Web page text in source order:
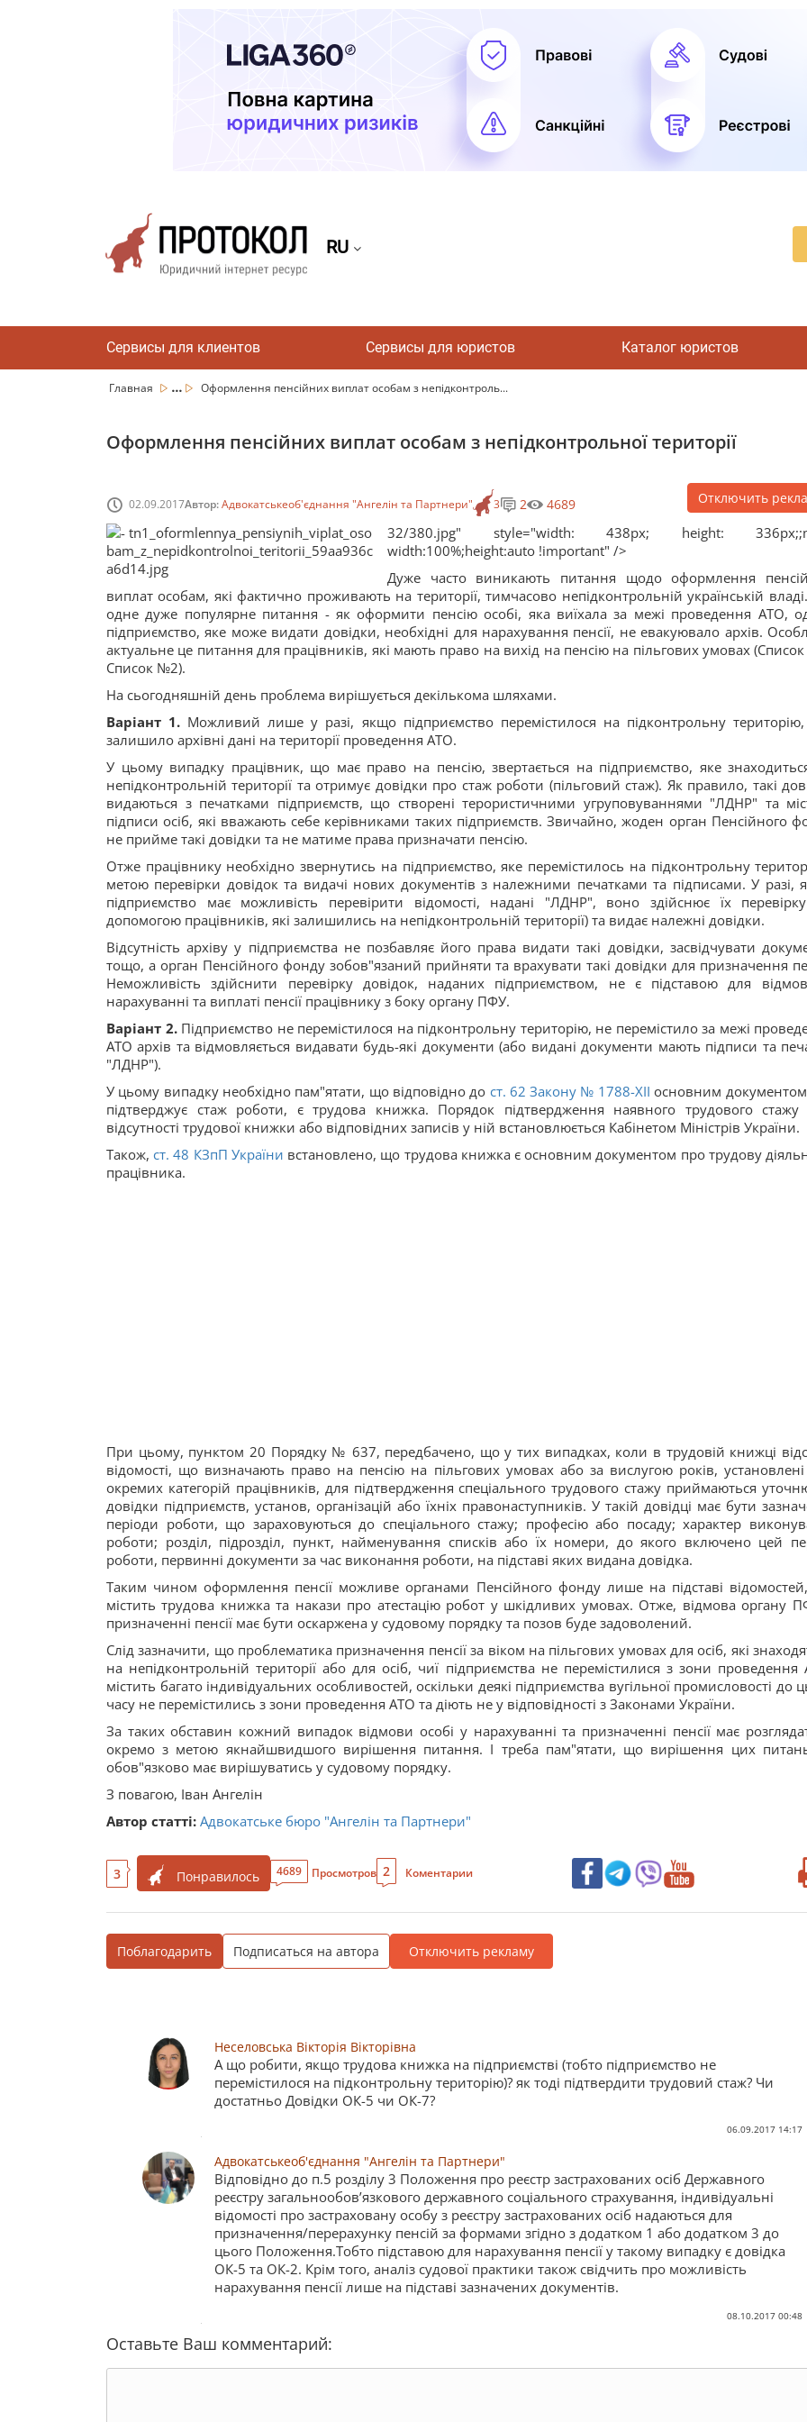
RU
Сервисы для клиентов Сервисы для юристов Каталог юристов
Главная ... Оформлення пенсійних виплат особам з непідконтроль...
Оформлення пенсійних виплат особам з непідконтрольної території
02.09.2017Автор:Адвокатськеоб'єднання "Ангелін та Партнери" 3 2 4689 Отключить
32/380.jpg" style="width: 438px; height:
width:100%;height:auto !important" />
Дуже часто виникають питання щодо оформлення
виплат особам, які фактично проживають на території, тимчасово непідконтрольній українській
одне дуже популярне питання - як оформити пенсію особі, яка виїхала за межі проведення АТО,
підприємство, яке може видати довідки, необхідні для нарахування пенсії, не евакуювало архів.
актуальне це питання для працівників, які мають право на вихід на пенсію на пільгових умовах
Список №2).
На сьогодняшній день проблема вирішується декількома шляхами.
Варіант 1. Можливий лише у разі, якщо підприємство перемістилося на підконтрольну
залишило архівні дані на території проведення АТО.
У цьому випадку працівник, що має право на пенсію, звертається на підприємство, яке
непідконтрольній території та отримує довідки про стаж роботи (пільговий стаж). Як правило, такі
видаються з печатками підприємств, що створені терористичними угруповуваннями "ЛДНР" та
підписи осіб, які вважають себе керівниками таких підприємств. Звичайно, жоден орган Пенсійного
не прийме такі довідки та не матиме права призначати пенсію.
Отже працівнику необхідно звернутись на підприємство, яке перемістилось на підконтрольну
метою перевірки довідок та видачі нових документів з належними печатками та підписами. У разі,
підприємство має можливість перевірити відомості, надані "ЛДНР", воно здійснює їх
допомогою працівників, які залишились на непідконтрольній території) та видає належні довідки.
Відсутність архіву у підприємства не позбавляє його права видати такі довідки, засвідчувати
тощо, а орган Пенсійного фонду зобов"язаний прийняти та врахувати такі довідки для призначення
Неможливість здійснити перевірку довідок, наданих підприємством, не є підставою для
нарахуванні та виплаті пенсії працівнику з боку органу ПФУ.
Варіант 2. Підприємство не перемістилося на підконтрольну територію, не перемістило за межі
АТО архів та відмовляється видавати будь-які документи (або видані документи мають підписи та
"ЛДНР").
У цьому випадку необхідно пам"ятати, що відповідно до ст. 62 Закону № 1788-XII основним
підтверджує стаж роботи, є трудова книжка. Порядок підтвердження наявного трудового
відсутності трудової книжки або відповідних записів у ній встановлюється Кабінетом Міністрів України.
Також,ст. 48 КЗпП України встановлено, що трудова книжка є основним документом про трудову
працівника.
При цьому, пунктом 20 Порядку № 637, передбачено, що у тих випадках, коли в трудовій книжці
відомості, що визначають право на пенсію на пільгових умовах або за вислугою років,
окремих категорій працівників, для підтвердження спеціального трудового стажу приймаються
довідки підприємств, установ, організацій або їхніх правонаступників. У такій довідці має бути
періоди роботи, що зараховуються до спеціального стажу; професію або посаду; характер
роботи; розділ, підрозділ, пункт, найменування списків або їх номери, до якого включено цей
роботи, первинні документи за час виконання роботи, на підставі яких видана довідка.
Таким чином оформлення пенсії можливе органами Пенсійного фонду лише на підставі
містить трудова книжка та накази про атестацію робот у шкідливих умовах. Отже, відмова органу
призначенні пенсії має бути оскаржена у судовому порядку та позов буде задоволений.
Слід зазначити, що проблематика призначення пенсії за віком на пільгових умовах для осіб, які
на непідконтрольній території або для осіб, чиї підприємства не перемістилися з зони проведення
містить багато індивідуальних особливостей, оскільки деякі підприємства вугільної промисловості до
часу не перемістились з зони проведення АТО та діють не у відповідності з Законами України.
За таких обставин кожний випадок відмови особі у нарахуванні та призначенні пенсії має
окремо з метою якнайшвидшого вирішення питання. І треба пам"ятати, що вирішення цих
обов"язково має вирішуватись у судовому порядку.
З повагою, Іван Ангелін
Автор статті: Адвокатське бюро "Ангелін та Партнери"
3 Понравилось 4689 Просмотров 2 Коментарии
Поблагодарить Подписаться на автора Отключить рекламу
Неселовська Вікторія Вікторівна
А що робити, якщо трудова книжка на підприємстві (тобто підприємство не
перемістилося на підконтрольну територію)? як тоді підтвердити трудовий стаж? Чи
достатньо Довідки ОК-5 чи ОК-7?
06.09.2017 14:17
Адвокатськеоб'єднання "Ангелін та Партнери"
Відповідно до п.5 розділу 3 Положення про реєстр застрахованих осіб Державного
реєстру загальнообов’язкового державного соціального страхування, індивідуальні
відомості про застраховану особу з реєстру застрахованих осіб надаються для
призначення/перерахунку пенсій за формами згідно з додатком 1 або додатком 3 до
цього Положення.Тобто підставою для нарахування пенсії у такому випадку є довідка
ОК-5 та ОК-2. Крім того, аналіз судової практики також свідчить про можливість
нарахування пенсії лише на підставі зазначених документів.
08.10.2017 00:48
Оставьте Ваш комментарий: